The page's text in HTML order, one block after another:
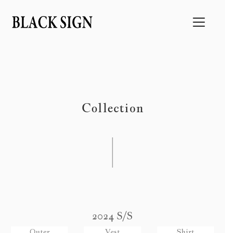
Collection
2024 S/S